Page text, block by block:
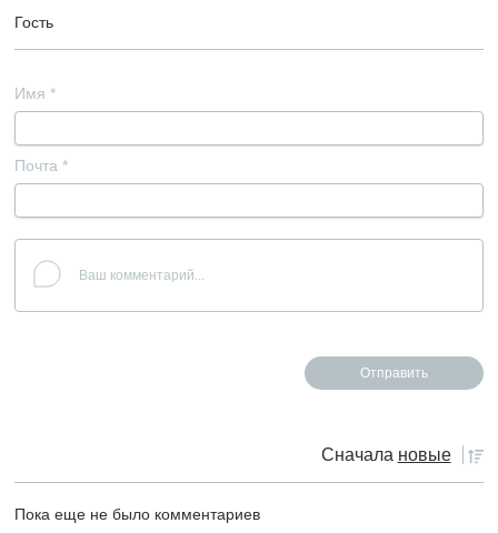
Гость
Имя *
Почта *
Сначала новые
Пока еще не было комментариев